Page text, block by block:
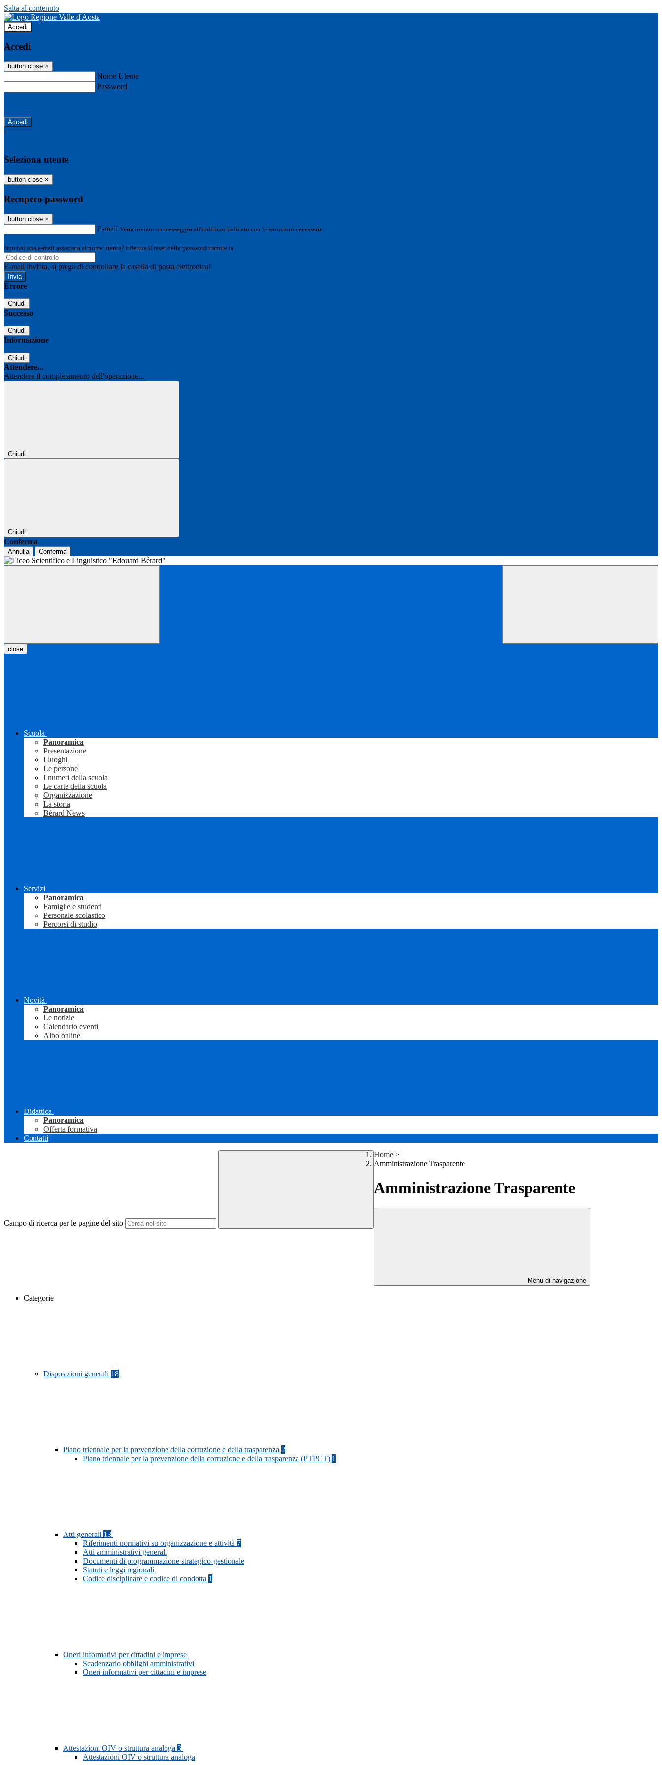
Salta al contenuto
Accedi
Accedi
button close ×
Nome Utente
Password
-
Seleziona utente
button close ×
Recupero password
button close ×
E-mail Verrà inviato un messaggio all'indirizzo indicato con le istruzioni necessarie.
Non hai una e-mail associata al nome utente? Effettua il reset della password tramite la
E-mail inviata, si prega di controllare la casella di posta elettronica!
Errore
Chiudi
Successo
Chiudi
Informazione
Chiudi
Attendere...
Attendere il completamento dell'operazione...
Chiudi
Chiudi
Conferma
Annulla Conferma
close
Scuola
Panoramica
Presentazione
I luoghi
Le persone
I numeri della scuola
Le carte della scuola
Organizzazione
La storia
Bérard News
Servizi
Panoramica
Famiglie e studenti
Personale scolastico
Percorsi di studio
Novità
Panoramica
Le notizie
Calendario eventi
Albo online
Didattica
Panoramica
Offerta formativa
Contatti
Campo di ricerca per le pagine del sito
Home >
Amministrazione Trasparente
Amministrazione Trasparente
Menu di navigazione
Categorie
Disposizioni generali 18
Piano triennale per la prevenzione della corruzione e della trasparenza 2
Piano triennale per la prevenzione della corruzione e della trasparenza (PTPCT) 1
Atti generali 13
Riferimenti normativi su organizzazione e attività 7
Atti amministrativi generali
Documenti di programmazione strategico-gestionale
Statuti e leggi regionali
Codice disciplinare e codice di condotta 1
Oneri informativi per cittadini e imprese
Scadenzario obblighi amministrativi
Oneri informativi per cittadini e imprese
Attestazioni OIV o struttura analoga 3
Attestazioni OIV o struttura analoga